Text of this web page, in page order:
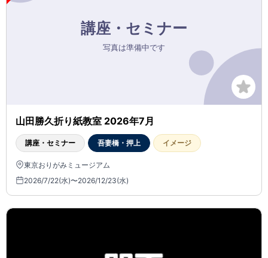
山田勝久折り紙教室 2026年7月
講座・セミナー 吾妻橋・押上 イメージ
東京おりがみミュージアム
2026/7/22(水)〜2026/12/23(水)